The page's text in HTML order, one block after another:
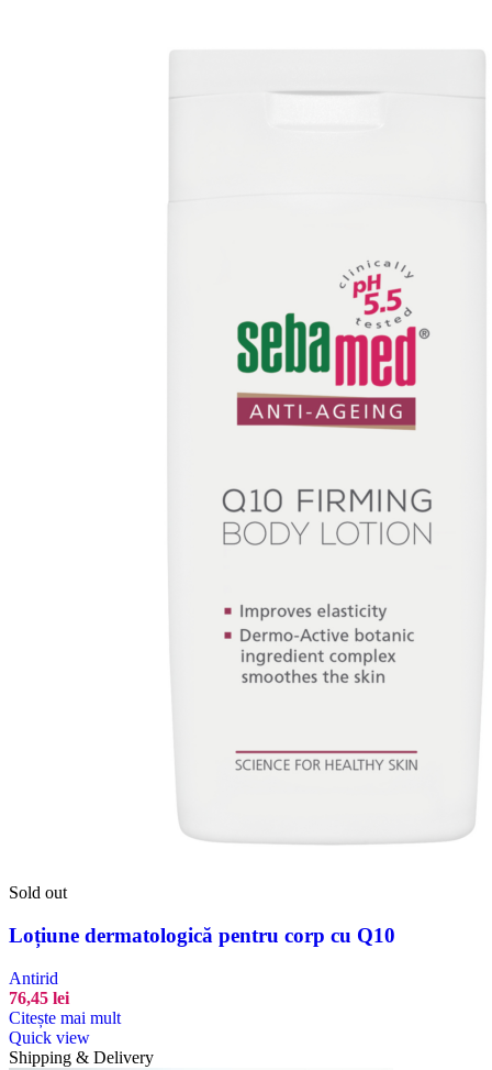
Sold out
Loțiune dermatologică pentru corp cu Q10
Antirid
76,45 lei
Citește mai mult
Quick view
Shipping & Delivery